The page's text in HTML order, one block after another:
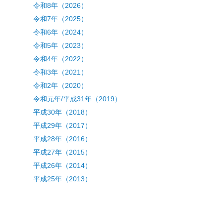
令和8年（2026）
令和7年（2025）
令和6年（2024）
令和5年（2023）
令和4年（2022）
令和3年（2021）
令和2年（2020）
令和元年/平成31年（2019）
平成30年（2018）
平成29年（2017）
平成28年（2016）
平成27年（2015）
平成26年（2014）
平成25年（2013）